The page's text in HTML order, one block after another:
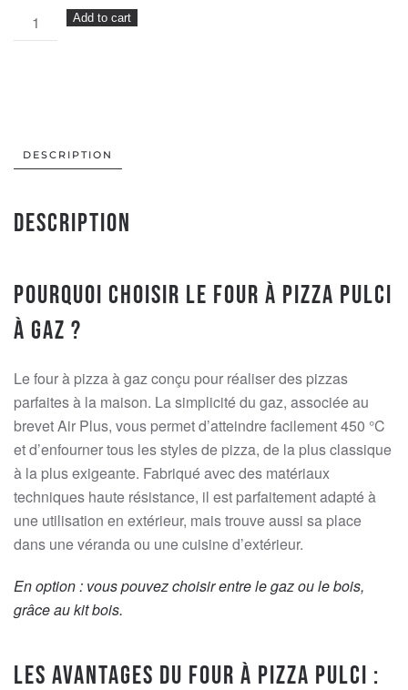
Four
à
80×60
Add to cart
DESCRIPTION
Description
Pourquoi choisir le four à pizza Pulci
à gaz ?
Le four à pizza à gaz conçu pour réaliser des pizzas
parfaites à la maison. La simplicité du gaz, associée au
brevet Air Plus, vous permet d’atteindre facilement 450 °C
et d’enfourner tous les styles de pizza, de la plus classique
à la plus exigeante. Fabriqué avec des matériaux
techniques haute résistance, il est parfaitement adapté à
une utilisation en extérieur, mais trouve aussi sa place
dans une véranda ou une cuisine d’extérieur.
En option : vous pouvez choisir entre le gaz ou le bois,
grâce au kit bois.
Les avantages du four à pizza Pulci :